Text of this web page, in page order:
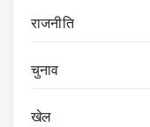
राजनीति
चुनाव
खेल